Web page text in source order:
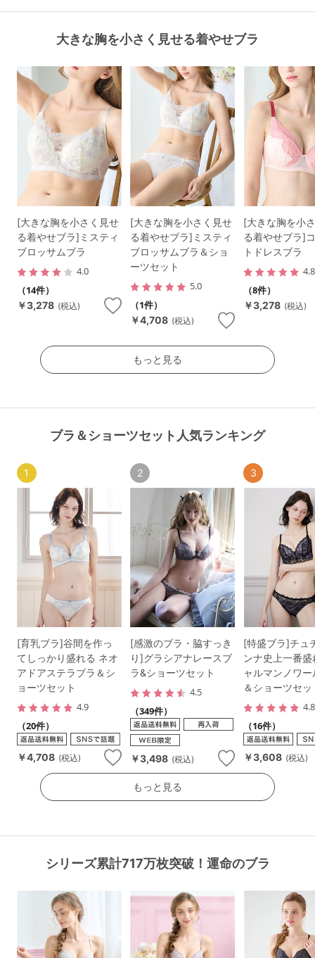
大きな胸を小さく見せる着やせブラ
[大きな胸を小さく見せ
る着やせブラ]ミスティ
ブロッサムブラ
4.0
（14件）
￥3,278 (税込)
[大きな胸を小さく見せ
る着やせブラ]ミスティ
ブロッサムブラ＆ショ
ーツセット
5.0
（1件）
￥4,708 (税込)
[大きな胸を小
る着やせブラ]
トドレスブラ
4.8
（8件）
￥3,278 (税込)
もっと見る
ブラ＆ショーツセット人気ランキング
1
[育乳ブラ]谷間を作っ
てしっかり盛れる ネオ
アドアステラブラ＆シ
ョーツセット
4.9
（20件）
￥4,708 (税込)
2
[感激のブラ・脇すっき
り]グラシアナレースブ
ラ&ショーツセット
4.5
（349件）
￥3,498 (税込)
3
[特盛ブラ]チュ
ンナ史上一番
ャルマンノワ
＆ショーツセッ
4.8
（16件）
￥3,608 (税込)
もっと見る
シリーズ累計717万枚突破！運命のブラ